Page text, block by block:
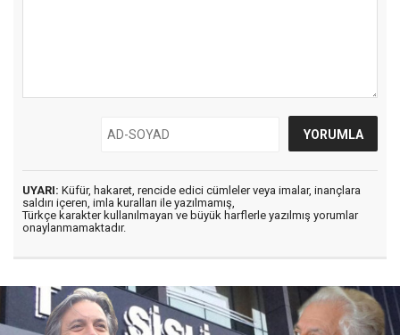
UYARI: Küfür, hakaret, rencide edici cümleler veya imalar, inançlara
saldırı içeren, imla kuralları ile yazılmamış,
Türkçe karakter kullanılmayan ve büyük harflerle yazılmış yorumlar
onaylanmamaktadır.